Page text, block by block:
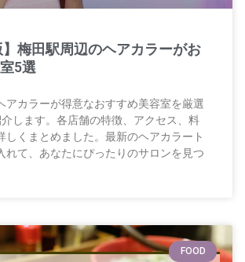
】梅田駅周辺のヘアカラーがお
5選
アカラーが得意なおすすめ美容室を厳選
します。各店舗の特徴、アクセス、料
しくまとめました。最新のヘアカラート
れて、あなたにぴったりのサロンを見つ
FOOD